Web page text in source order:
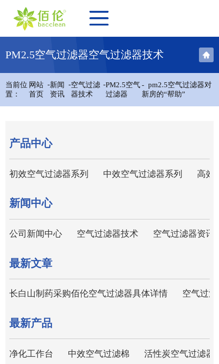
PM2.5空气过滤器空气过滤器技术
当前位
置：
网站
首页
-新闻
资讯
-空气过滤
器技术
-PM2.5空气
过滤器
- pm2.5空气过滤器对
新房的“帮助”
产品中心
初效空气过滤器系列 中效空气过滤器系列 高效
新闻中心
公司新闻中心 空气过滤器技术 空气过滤器资讯
最新文章
长白山制药采购佰伦空气过滤器具体详情 空气过
最新产品
净化工作台 中效空气过滤棉 活性炭空气过滤器